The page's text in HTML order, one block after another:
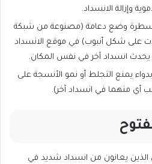
وإزالة الانسداد.
وضع دعامة (مصنوعة من شبكة
على شكل أنبوب) في موقع الانسداد
يحدث انسداد آخر في نفس المكان.
يمنع التجلط أو نمو الأنسجة على
أي منهما في انسداد آخر).
يعانون من انسداد شديد في